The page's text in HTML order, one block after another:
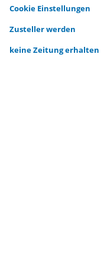
Cookie Einstellungen
Zusteller werden
keine Zeitung erhalten